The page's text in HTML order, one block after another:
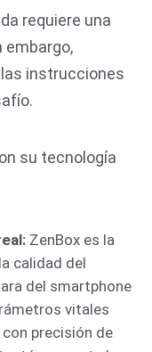
requiere una
embargo,
instrucciones
su tecnología
ZenBox es la
calidad del
del smartphone
vitales
precisión de